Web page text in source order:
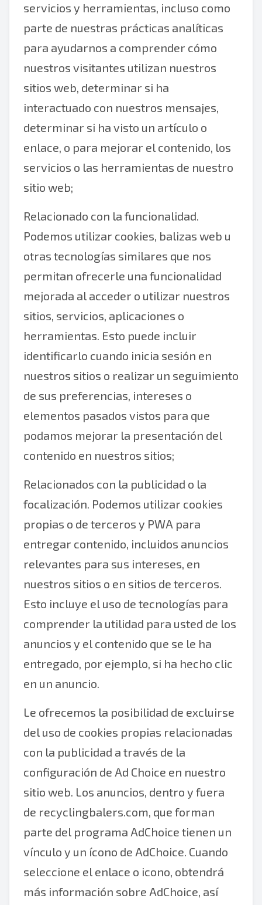
servicios y herramientas, incluso como
parte de nuestras prácticas analíticas
para ayudarnos a comprender cómo
nuestros visitantes utilizan nuestros
sitios web, determinar si ha
interactuado con nuestros mensajes,
determinar si ha visto un artículo o
enlace, o para mejorar el contenido, los
servicios o las herramientas de nuestro
sitio web;
Relacionado con la funcionalidad.
Podemos utilizar cookies, balizas web u
otras tecnologías similares que nos
permitan ofrecerle una funcionalidad
mejorada al acceder o utilizar nuestros
sitios, servicios, aplicaciones o
herramientas. Esto puede incluir
identificarlo cuando inicia sesión en
nuestros sitios o realizar un seguimiento
de sus preferencias, intereses o
elementos pasados vistos para que
podamos mejorar la presentación del
contenido en nuestros sitios;
Relacionados con la publicidad o la
focalización. Podemos utilizar cookies
propias o de terceros y PWA para
entregar contenido, incluidos anuncios
relevantes para sus intereses, en
nuestros sitios o en sitios de terceros.
Esto incluye el uso de tecnologías para
comprender la utilidad para usted de los
anuncios y el contenido que se le ha
entregado, por ejemplo, si ha hecho clic
en un anuncio.
Le ofrecemos la posibilidad de excluirse
del uso de cookies propias relacionadas
con la publicidad a través de la
configuración de Ad Choice en nuestro
sitio web. Los anuncios, dentro y fuera
de recyclingbalers.com, que forman
parte del programa AdChoice tienen un
vínculo y un ícono de AdChoice. Cuando
seleccione el enlace o icono, obtendrá
más información sobre AdChoice, así